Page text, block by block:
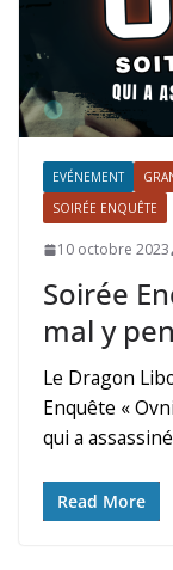
EVÉNEMENT
SOIRÉE ENQUÊTE
10 octobre 2023
Soirée
mal y
Le Dragon
Enquête «
qui a
Read More